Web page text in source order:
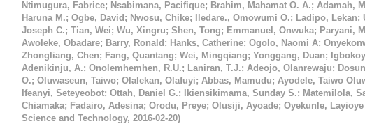
Ntimugura, Fabrice; Nsabimana, Pacifique; Brahim, Mahamat O. A.; Adamah,
Haruna M.; Ogbe, David ; Nwosu, Chike; Iledare., Omowumi O.; Ladipo, Lekan;
Joseph C.; Tian, Wei; Wu, Xingru; Shen, Tong; Emmanuel, Onwuka; Paryani,
Awoleke, Obadare; Barry, Ronald ; Hanks, Catherine; Ogolo, Naomi A;
Zhongliang, Chen; Fang, Quantang; Wei, Mingqiang; Yonggang, Duan;
Adenikinju, A.; Onolemhemhen, R.U.; Laniran, T.J.; Adeojo, Olanrewaju;
O.; Oluwaseun, Taiwo; Olalekan, Olafuyi; Abbas, Mamudu; Ayodele, Taiwo
Ifeanyi, Seteyeobot; Ottah, Daniel G.; Ikiensikimama, Sunday S.; Matemilola,
Chiamaka; Fadairo, Adesina; Orodu, Preye; Olusiji, Ayoade; Oyekunle,
Science and Technology, 2016-02-20)